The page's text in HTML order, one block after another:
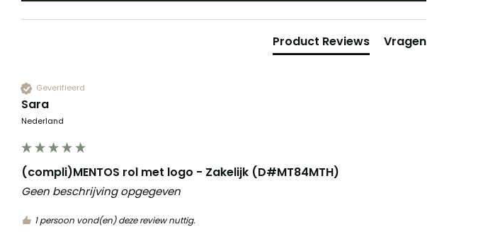
Product Reviews Vragen
Geverifieerd
Sara
Nederland
(compli)MENTOS rol met logo - Zakelijk (D#MT84MTH)
Geen beschrijving opgegeven
1 persoon vond(en) deze review nuttig.